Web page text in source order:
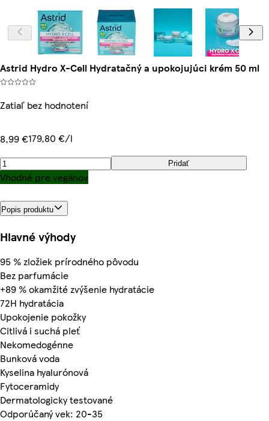
Astrid Hydro X-Cell Hydratačný a upokojujúci krém 50 ml
Zatiaľ bez hodnotení
8,99 €179,80 €/l
Pridať
Vhodné pre vegánov
Popis produktu
Hlavné výhody
95 % zložiek prírodného pôvodu
Bez parfumácie
+89 % okamžité zvýšenie hydratácie
72H hydratácia
Upokojenie pokožky
Citlivá i suchá pleť
Nekomedogénne
Bunková voda
Kyselina hyalurónová
Fytoceramidy
Dermatologicky testované
Odporúčaný vek: 20-35